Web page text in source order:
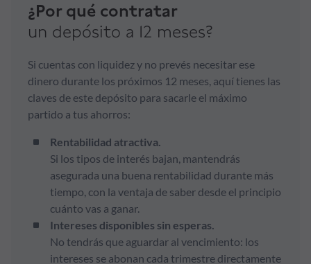
¿Por qué contratar
un depósito a 12 meses?
Si cuentas con liquidez y no prevés necesitar ese
dinero durante los próximos 12 meses, aquí tienes las
claves de este depósito para sacarle el máximo
partido a tus ahorros:
Rentabilidad atractiva.
Si los tipos de interés bajan, mantendrás
asegurada una buena rentabilidad durante más
tiempo, con la ventaja de saber desde el principio
cuánto vas a ganar.
Intereses disponibles sin esperas.
No tendrás que aguardar al vencimiento: los
intereses se abonan cada trimestre directamente